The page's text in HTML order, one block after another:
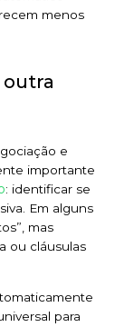
menos
outra
e
importante
: identificar se
Em alguns
mas
ou cláusulas
para